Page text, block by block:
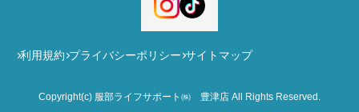
利用規約 プライバシーポリシー サイトマップ
Copyright(c) 服部ライフサポート㈱ 豊津店 All Rights Reserved.